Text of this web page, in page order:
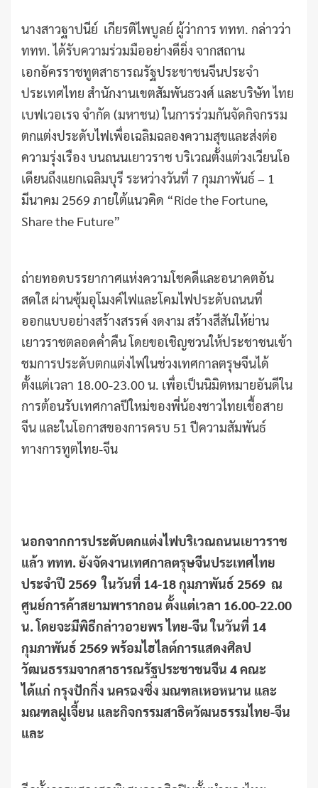
นางสาวฐาปนีย์ เกียรติไพบูลย์ ผู้ว่าการ ททท. กล่าวว่า
ททท. ได้รับความร่วมมืออย่างดียิ่ง จากสถาน
เอกอัครราชทูตสาธารณรัฐประชาชนจีนประจำ
ประเทศไทย สำนักงานเขตสัมพันธวงศ์ และบริษัท ไทย
เบฟเวอเรจ จำกัด (มหาชน) ในการร่วมกันจัดกิจกรรม
ตกแต่งประดับไฟเพื่อเฉลิมฉลองความสุขและส่งต่อ
ความรุ่งเรือง บนถนนเยาวราช บริเวณตั้งแต่วงเวียนโอ
เดียนถึงแยกเฉลิมบุรี ระหว่างวันที่ 7 กุมภาพันธ์ – 1
มีนาคม 2569 ภายใต้แนวคิด “Ride the Fortune,
Share the Future”
ถ่ายทอดบรรยากาศแห่งความโชคดีและอนาคตอัน
สดใส ผ่านซุ้มอุโมงค์ไฟและโคมไฟประดับถนนที่
ออกแบบอย่างสร้างสรรค์ งดงาม สร้างสีสันให้ย่าน
เยาวราชตลอดค่ำคืน โดยขอเชิญชวนให้ประชาชนเข้า
ชมการประดับตกแต่งไฟในช่วงเทศกาลตรุษจีนได้
ตั้งแต่เวลา 18.00-23.00 น. เพื่อเป็นนิมิตหมายอันดีใน
การต้อนรับเทศกาลปีใหม่ของพี่น้องชาวไทยเชื้อสาย
จีน และในโอกาสของการครบ 51 ปีความสัมพันธ์
ทางการทูตไทย-จีน
นอกจากการประดับตกแต่งไฟบริเวณถนนเยาวราช
แล้ว ททท. ยังจัดงานเทศกาลตรุษจีนประเทศไทย
ประจำปี 2569 ในวันที่ 14-18กุมภาพันธ์ 2569 ณ
ศูนย์การค้าสยามพารากอน ตั้งแต่เวลา 16.00-22.00
น. โดยจะมีพิธีกล่าวอวยพร ไทย-จีน ในวันที่ 14
กุมภาพันธ์ 2569พร้อมไฮไลต์การแสดงศิลป
วัฒนธรรมจากสาธารณรัฐประชาชนจีน 4คณะ
ได้แก่ กรุงปักกิ่ง นครฉงซิ่ง มณฑลเหอหนาน และ
มณฑลฝูเจี้ยน และกิจกรรมสาธิตวัฒนธรรมไทย-จีน
และ